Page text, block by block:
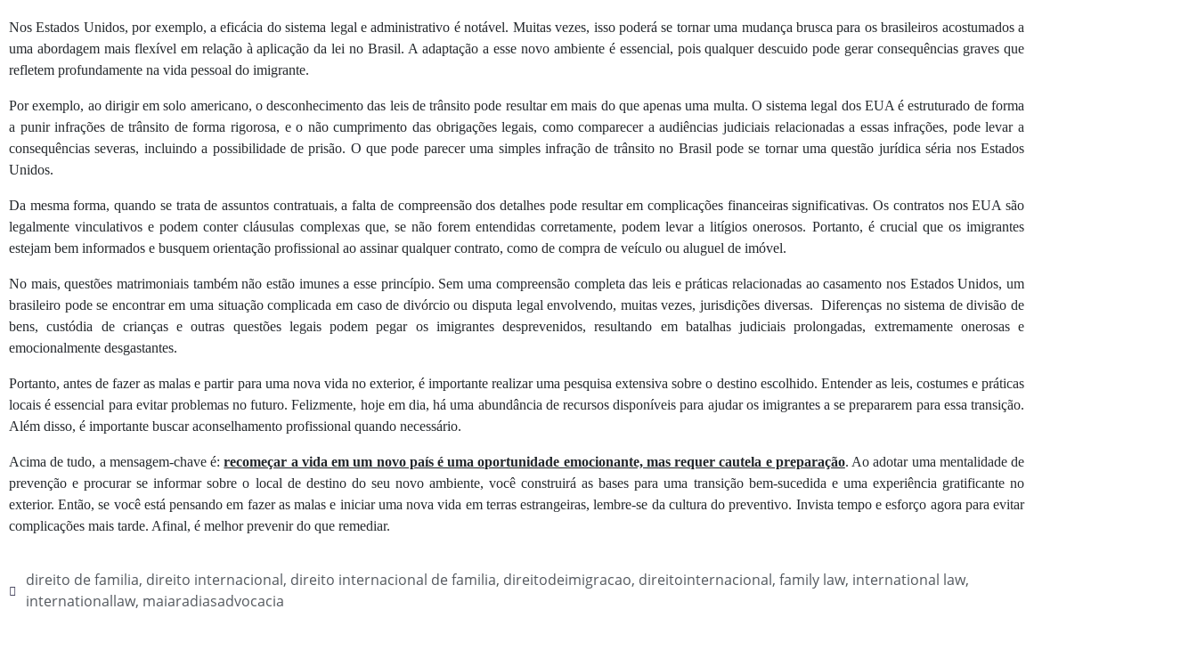
Nos Estados Unidos, por exemplo, a eficácia do sistema legal e administrativo é notável. Muitas vezes, isso poderá se tornar uma mudança brusca para os brasileiros acostumados a
uma abordagem mais flexível em relação à aplicação da lei no Brasil. A adaptação a esse novo ambiente é essencial, pois qualquer descuido pode gerar consequências graves que
refletem profundamente na vida pessoal do imigrante.
Por exemplo, ao dirigir em solo americano, o desconhecimento das leis de trânsito pode resultar em mais do que apenas uma multa. O sistema legal dos EUA é estruturado de forma
a punir infrações de trânsito de forma rigorosa, e o não cumprimento das obrigações legais, como comparecer a audiências judiciais relacionadas a essas infrações, pode levar a
consequências severas, incluindo a possibilidade de prisão. O que pode parecer uma simples infração de trânsito no Brasil pode se tornar uma questão jurídica séria nos Estados
Unidos.
Da mesma forma, quando se trata de assuntos contratuais, a falta de compreensão dos detalhes pode resultar em complicações financeiras significativas. Os contratos nos EUA são
legalmente vinculativos e podem conter cláusulas complexas que, se não forem entendidas corretamente, podem levar a litígios onerosos. Portanto, é crucial que os imigrantes
estejam bem informados e busquem orientação profissional ao assinar qualquer contrato, como de compra de veículo ou aluguel de imóvel.
No mais, questões matrimoniais também não estão imunes a esse princípio. Sem uma compreensão completa das leis e práticas relacionadas ao casamento nos Estados Unidos, um
brasileiro pode se encontrar em uma situação complicada em caso de divórcio ou disputa legal envolvendo, muitas vezes, jurisdições diversas. Diferenças no sistema de divisão de
bens, custódia de crianças e outras questões legais podem pegar os imigrantes desprevenidos, resultando em batalhas judiciais prolongadas, extremamente onerosas e
emocionalmente desgastantes.
Portanto, antes de fazer as malas e partir para uma nova vida no exterior, é importante realizar uma pesquisa extensiva sobre o destino escolhido. Entender as leis, costumes e práticas
locais é essencial para evitar problemas no futuro. Felizmente, hoje em dia, há uma abundância de recursos disponíveis para ajudar os imigrantes a se prepararem para essa transição.
Além disso, é importante buscar aconselhamento profissional quando necessário.
Acima de tudo, a mensagem-chave é:recomeçar a vida em um novo país é uma oportunidade emocionante, mas requer cautela e preparação. Ao adotar uma mentalidade de
prevenção e procurar se informar sobre o local de destino do seu novo ambiente, você construirá as bases para uma transição bem-sucedida e uma experiência gratificante no
exterior. Então, se você está pensando em fazer as malas e iniciar uma nova vida em terras estrangeiras, lembre-se da cultura do preventivo. Invista tempo e esforço agora para evitar
complicações mais tarde. Afinal, é melhor prevenir do que remediar.
direito de familia, direito internacional, direito internacional de familia, direitodeimigracao, direitointernacional, family law, international law,
internationallaw, maiaradiasadvocacia